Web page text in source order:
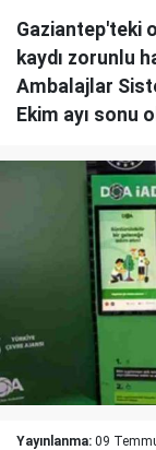
Gaziantep'teki
kaydı zorunlu
Ambalajlar
Ekim ayı sonu
Yayınlanma: 09